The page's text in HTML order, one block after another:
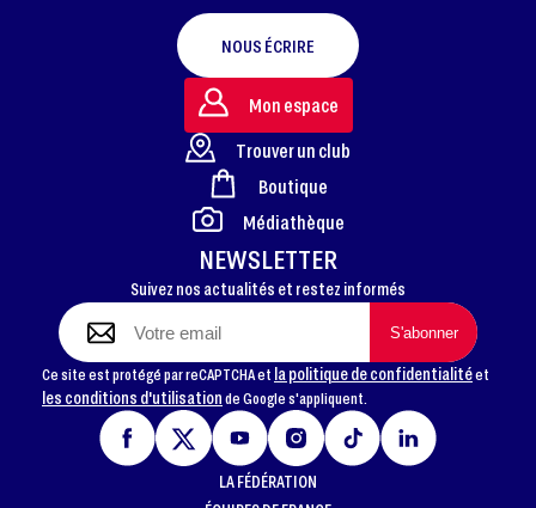
FOOTER
NOUS ÉCRIRE
NEWSLETTER
Suivez nos actualités et restez informés
Ce site est protégé par reCAPTCHA et la politique de confidentialitéet
les conditions d'utilisationde Google s'appliquent.
Mon espace
Trouver un club
Boutique
Médiathèque
LA FÉDÉRATION